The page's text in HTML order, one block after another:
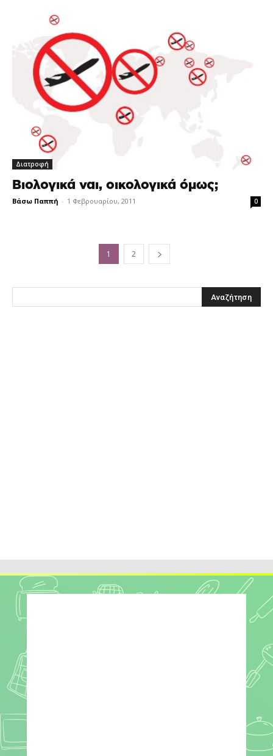
Διατροφή
Βιολογικά ναι, οικολογικά όμως;
Βάσω Παππή - 1 Φεβρουαρίου, 2011 0
1 2